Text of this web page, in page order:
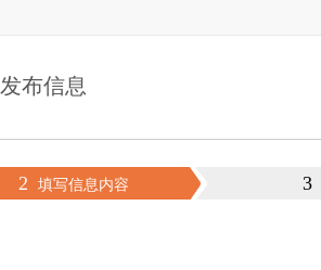
发布信息
2 填写信息内容 3